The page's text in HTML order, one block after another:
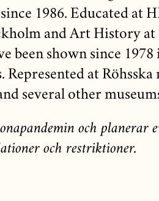
1986. Educated at
and Art History at
been shown since
Represented at Röhsska
several other
och planerar
och restriktioner.